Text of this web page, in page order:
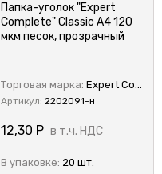
Папка-уголок "Expert
Complete" Classic A4 120
мкм песок, прозрачный
Торговая марка: Expert Complete
Артикул: 2202091-н
12,30 Р в т.ч. НДС
В упаковке: 20 шт.